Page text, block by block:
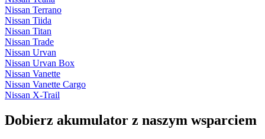
Nissan Terrano
Nissan Tiida
Nissan Titan
Nissan Trade
Nissan Urvan
Nissan Urvan Box
Nissan Vanette
Nissan Vanette Cargo
Nissan X-Trail
Dobierz akumulator z naszym wsparciem